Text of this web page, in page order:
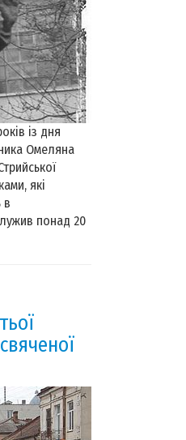
із дня
Омеляна
які
в
понад 20